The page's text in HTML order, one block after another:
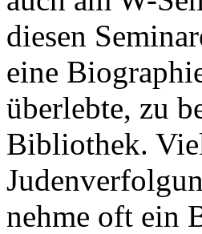
diesen
eine
überlebte, zu
Bibliothek.
nehme oft ein